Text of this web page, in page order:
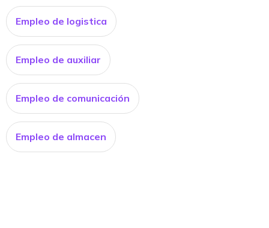
Empleo de logistica
Empleo de auxiliar
Empleo de comunicación
Empleo de almacen